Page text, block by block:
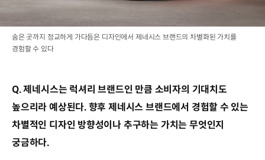
숨은 곳까지 정교하게 가다듬은 디자인에서 제네시스 브랜드의 차별화된 가치를
경험할 수 있다
Q. 제네시스는 럭셔리 브랜드인 만큼 소비자의 기대치도
높으리라 예상된다. 향후 제네시스 브랜드에서 경험할 수 있는
차별적인 디자인 방향성이나 추구하는 가치는 무엇인지
궁금하다.